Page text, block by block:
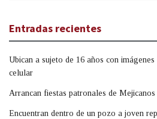
Entradas recientes
Ubican a sujeto de 16 años con
celular
Arrancan fiestas patronales de Mejicanos
Encuentran dentro de un pozo a joven